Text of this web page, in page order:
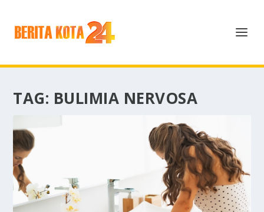
TAG: BULIMIA NERVOSA